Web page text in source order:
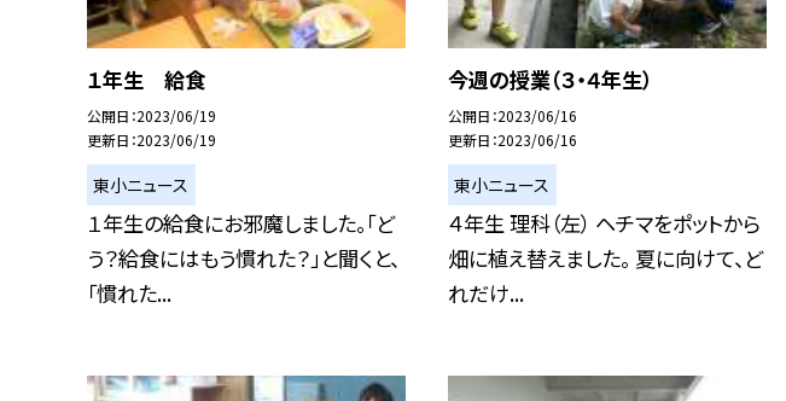
１年生 給食
公開日 2023/06/19
更新日 2023/06/19
東小ニュース
１年生の給食にお邪魔しました。「ど
う？給食にはもう慣れた？」と聞くと、
「慣れた...
今週の授業（３・４年生）
公開日 2023/06/16
更新日 2023/06/16
東小ニュース
４年生 理科（左） ヘチマをポットから
畑に植え替えました。 夏に向けて、ど
れだけ...